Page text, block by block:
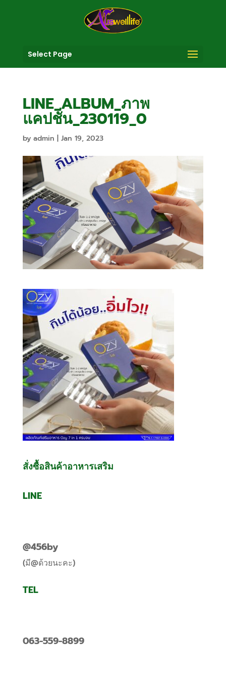
Select Page
LINE_ALBUM_ภาพ
แคปชั่น_230119_0
by admin Jan 19, 2023
สั่งซื้อสินค้าอาหารเสริม
LINE
@456by
(มี@ด้วยนะคะ)
TEL
063-559-8899